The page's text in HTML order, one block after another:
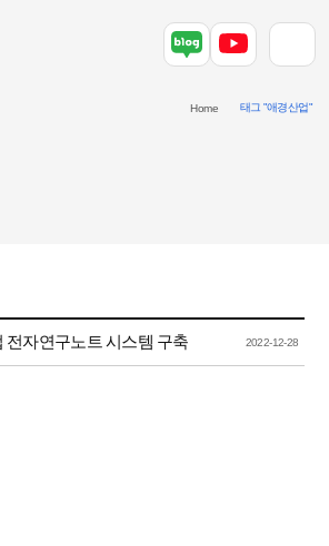
Home 태그 "애경산업"
전자연구노트 시스템 구축 2022-12-28